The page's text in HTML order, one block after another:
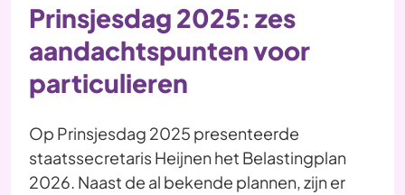
Prinsjesdag 2025: zes
aandachtspunten voor
particulieren
Op Prinsjesdag 2025 presenteerde
staatssecretaris Heijnen het Belastingplan
2026. Naast de al bekende plannen, zijn er